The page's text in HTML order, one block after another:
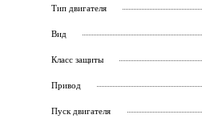
Тип двигателя
Вид
Класс защиты
Привод
Пуск двигателя